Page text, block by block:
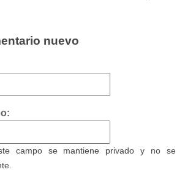
nuevo
campo se mantiene privado y no se